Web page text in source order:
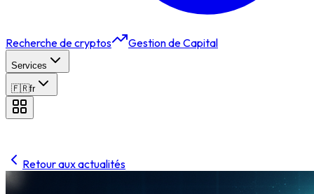
Recherche de cryptos Gestion de Capital
Services
🇫🇷fr
Retour aux actualités